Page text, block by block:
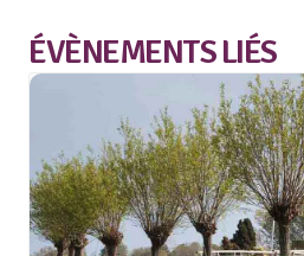
ÉVÈNEMENTS LIÉS